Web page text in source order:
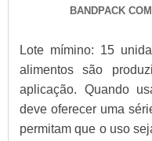
BANDPACK
Lote mímino: 15
alimentos são
aplicação. Quando
deve oferecer uma
permitam que o uso